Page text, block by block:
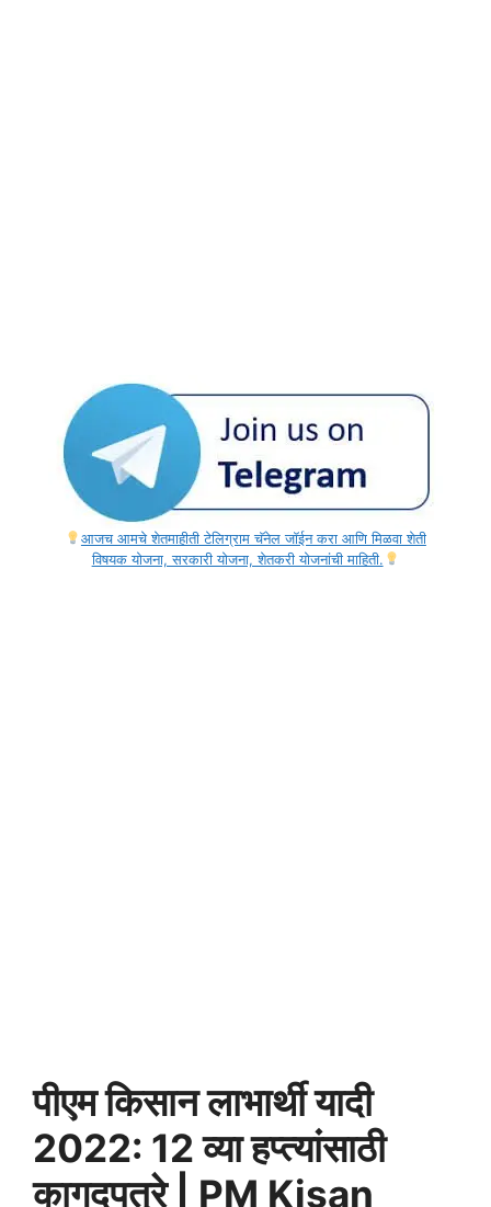
आजच आमचे शेतमाहीती टेलिग्राम चॅनेल जॉईन करा आणि मिळवा शेती
विषयक योजना, सरकारी योजना, शेतकरी योजनांची माहिती.
पीएम किसान लाभार्थी यादी
2022: 12 व्या हप्त्यांसाठी
कागदपत्रे | PM Kisan